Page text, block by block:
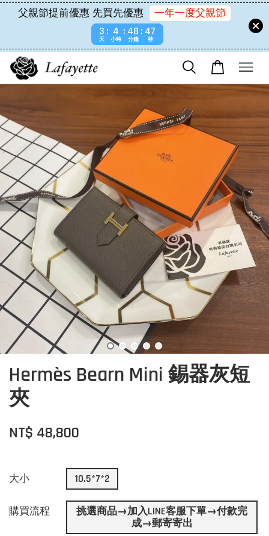
父親節提前優惠 先買先優惠
一年一度父親節
3
天
4
小時
48
分鐘
47
秒
Hermès Bearn Mini 錫器灰短
夾
NT$ 48,800
大小 10.5*7*2
購買流程
挑選商品→加入LINE客服下單→付款完
成→郵寄寄出